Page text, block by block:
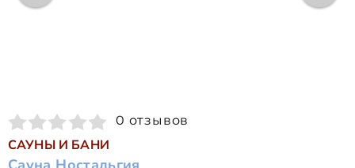
0 отзывов
САУНЫ И БАНИ